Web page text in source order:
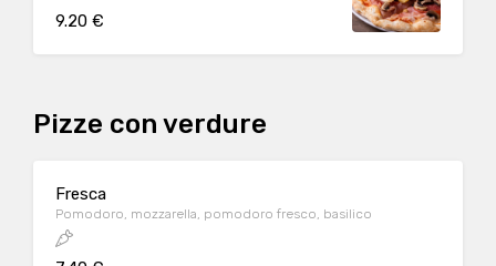
9.20 €
Pizze con verdure
Fresca
Pomodoro, mozzarella, pomodoro fresco, basilico